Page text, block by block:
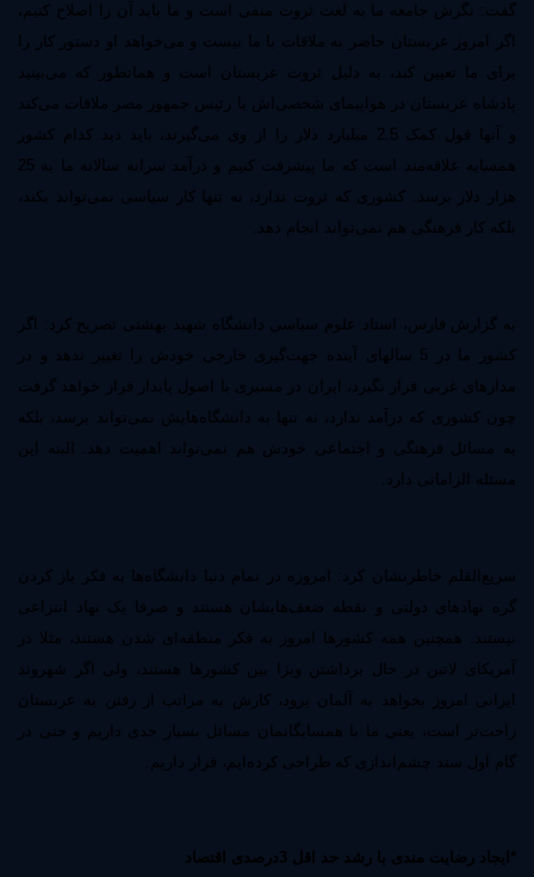
گفت:‌ نگرش جامعه ما به لغت ثروت منفی است و ما باید آن را اصلاح کنیم،
اگر امروز عربستان حاضر به ملاقات با ما نیست و می‌خواهد او دستور کار را
برای ما تعیین کند، به دلیل ثروت عربستان است و همانطور که می‌بینید
پادشاه عربستان در هواپیمای شخصی‌اش با رئیس جمهور مصر ملاقات می‌کند
و آنها قول کمک 2.5 میلیارد دلار را از وی می‌گیرند، باید دید کدام کشور
همسایه علاقه‌مند است که ما پیشرفت کنیم و درآمد سرانه سالانه ما به 25
هزار دلار برسد. کشوری که ثروت ندارد، نه تنها کار سیاسی نمی‌تواند بکند،
بلکه کار فرهنگی هم نمی‌تواند انجام دهد.
به گزارش فارس، استاد علوم سیاسی دانشگاه شهید بهشتی تصریح کرد: اگر
کشور ما در 5 سالهای آینده جهت‌گیری خارجی خودش را تغییر ندهد و در
مدارهای غربی قرار نگیرد، ایران در مسیری با اصول پایدار قرار خواهد گرفت
چون کشوری که درآمد ندارد، نه تنها به دانشگاه‌هایش نمی‌تواند برسد، بلکه
به مسائل فرهنگی و اجتماعی خودش هم نمی‌تواند اهمیت دهد. البته این
مسئله الزاماتی دارد.
سریع‌القلم خاطرنشان کرد: امروزه در تمام دنیا دانشگاه‌ها به فکر باز کردن
گره نهادهای دولتی و نقطه‌ ضعف‌هایشان هستند و صرفا یک نهاد انتزاعی
نیستند. همچنین همه کشورها امروز به فکر منطقه‌ای شدن هستند، مثلا در
آمریکای لاتین در حال برداشتن ویزا بین کشورها هستند، ولی اگر شهروند
ایرانی امروز بخواهد به آلمان برود، کارش به مراتب از رفتن به عربستان
راحت‌تر است، یعنی ما با همسایگانمان مسائل بسیار جدی داریم و حتی در
گام اول سند چشم‌اندازی که طراحی کرده‌ایم، قرار داریم.
*ایجاد رضایت مندی با رشد حد اقل 3درصدی اقتصاد